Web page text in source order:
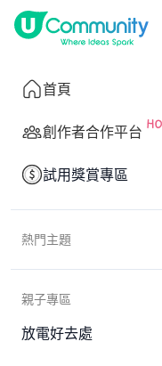
首頁
創作者合作平台
試用獎賞專區
熱門主題
親子專區
放電好去處